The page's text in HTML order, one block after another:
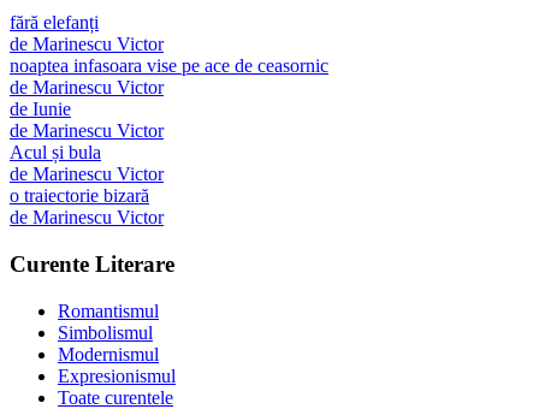
fără elefanți
de Marinescu Victor
noaptea infasoara vise pe ace de ceasornic
de Marinescu Victor
de Iunie
de Marinescu Victor
Acul și bula
de Marinescu Victor
o traiectorie bizară
de Marinescu Victor
Curente Literare
Romantismul
Simbolismul
Modernismul
Expresionismul
Toate curentele